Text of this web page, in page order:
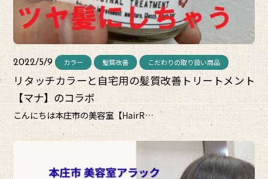
2022/5/9 カラー 髪質改善 こだわりの取り扱い商品
リタッチカラーと自宅用の髪質改善トリートメント
【マナ】のコラボ
こんにちは本庄市の美容室【HairR…